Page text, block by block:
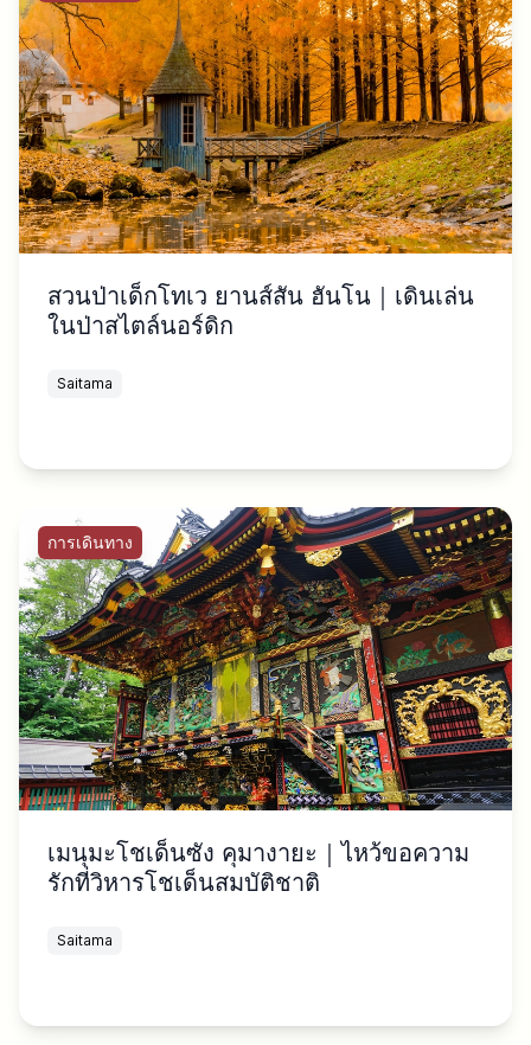
สวนป่าเด็กโทเว ยานส์สัน ฮันโน｜เดินเล่น
ในป่าสไตล์นอร์ดิก
Saitama
การเดินทาง
เมนุมะโชเด็นซัง คุมางายะ｜ไหว้ขอความ
รักที่วิหารโชเด็นสมบัติชาติ
Saitama